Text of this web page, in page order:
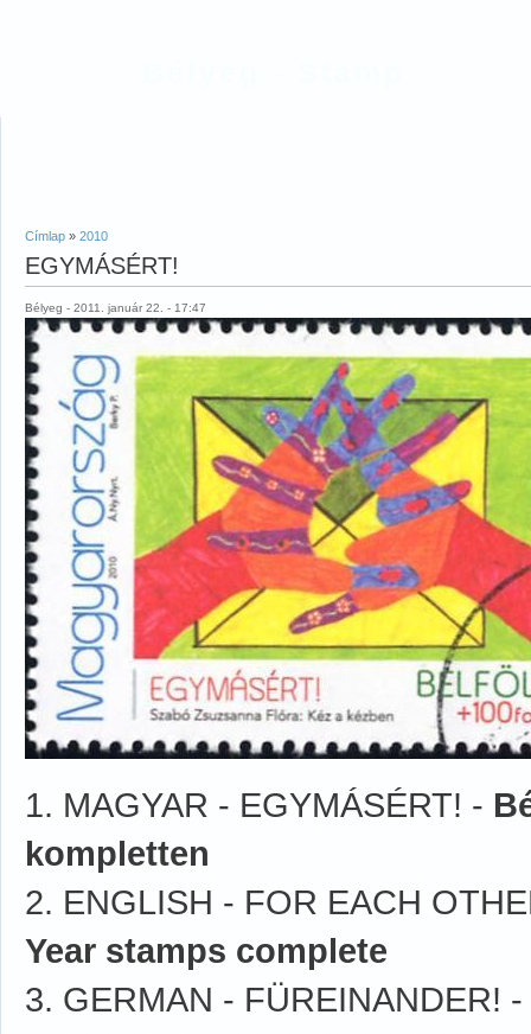
Címlap » 2010
EGYMÁSÉRT!
Bélyeg - 2011. január 22. - 17:47
1. MAGYAR - EGYMÁSÉRT! -
kompletten
2. ENGLISH - FOR EACH
Year stamps complete
3. GERMAN - FÜREINANDER! -